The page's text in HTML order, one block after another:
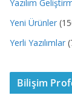
Yazılım
Yeni Ürünler
Yerli Yazılımlar
Bilişim